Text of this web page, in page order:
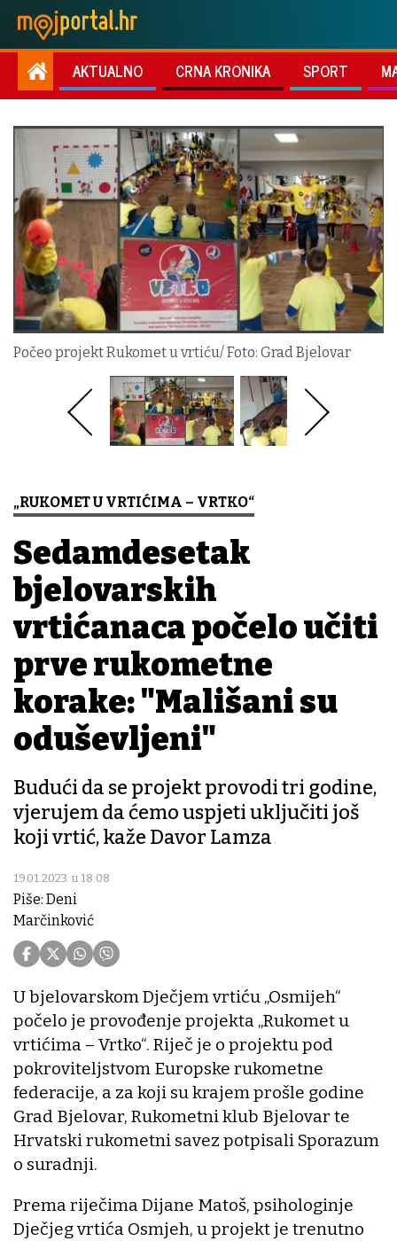
AKTUALNO CRNA KRONIKA SPORT
Počeo projekt Rukomet u vrtiću/ Foto: Grad Bjelovar
„RUKOMET U VRTIĆIMA – VRTKO“
Sedamdesetak
bjelovarskih
vrtićanaca počelo učiti
prve rukometne
korake: "Mališani su
oduševljeni"
Budući da se projekt provodi tri godine,
vjerujem da ćemo uspjeti uključiti još
koji vrtić, kaže Davor Lamza
19.01.2023. u 18:08
Piše: Deni
Marčinković
U bjelovarskom Dječjem vrtiću „Osmijeh“
počelo je provođenje projekta „Rukomet u
vrtićima – Vrtko“. Riječ je o projektu pod
pokroviteljstvom Europske rukometne
federacije, a za koji su krajem prošle godine
Grad Bjelovar, Rukometni klub Bjelovar te
Hrvatski rukometni savez potpisali Sporazum
o suradnji.
Prema riječima Dijane Matoš, psihologinje
Dječjeg vrtića Osmjeh, u projekt je trenutno